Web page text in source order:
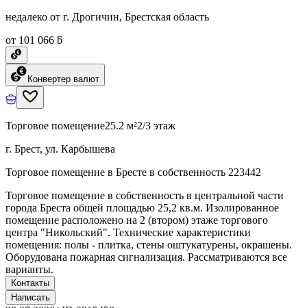
недалеко от г. Дрогичин, Брестская область
от 101 066 ƃ
Конвертер валют
Торговое помещение25.2 м²2/3 этаж
г. Брест, ул. Карбышева
Торговое помещение в Бресте в собственность 223442
Торговое помещение в собственность в центральной части
города Бреста общей площадью 25,2 кв.м. Изолированное
помещение расположено на 2 (втором) этаже торгового
центра "Никольский". Технические характеристики
помещения: полы - плитка, стены оштукатурены, окрашены.
Оборудована пожарная сигнализация. Рассматриваются все
варианты.
Контакты
Написать